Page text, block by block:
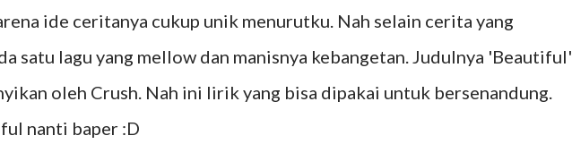
ide ceritanya cukup unik menurutku. Nah selain cerita yang
satu lagu yang mellow dan manisnya kebangetan. Judulnya 'Beautiful'
oleh Crush. Nah ini lirik yang bisa dipakai untuk bersenandung.
nanti baper :D